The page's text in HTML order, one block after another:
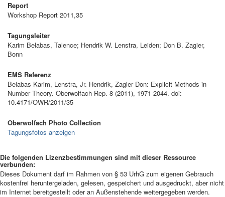
Report
Workshop Report 2011,35
Tagungsleiter
Karim Belabas, Talence; Hendrik W. Lenstra, Leiden; Don B. Zagier,
Bonn
EMS Referenz
Belabas Karim, Lenstra, Jr. Hendrik, Zagier Don: Explicit Methods in
Number Theory. Oberwolfach Rep. 8 (2011), 1971-2044. doi:
10.4171/OWR/2011/35
Oberwolfach Photo Collection
Tagungsfotos anzeigen
Die folgenden Lizenzbestimmungen sind mit dieser Ressource
verbunden:
Dieses Dokument darf im Rahmen von § 53 UrhG zum eigenen Gebrauch
kostenfrei heruntergeladen, gelesen, gespeichert und ausgedruckt, aber nicht
im Internet bereitgestellt oder an Außenstehende weitergegeben werden.